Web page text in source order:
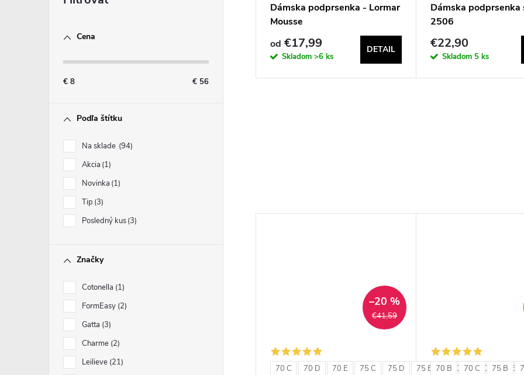
Cena
€ 8 € 56
Podľa štítku
Na sklade 94
Akcia 1
Novinka 1
Tip 3
Posledný kus 3
Značky
Cotonella 1
FormEasy 2
Gatta 3
Charme 2
Leilieve 21
Dámska podprsenka - Lormar
Mousse
od €17,99
Skladom >6 ks
DETAIL
Dámska podprsenka
2506
€22,90
Skladom 5 ks
€41,59
–20 %
70 C 70 D 70 E 75 C 75 D 75 E 80 C 80 D 80 E
70 B 70 C 75 B